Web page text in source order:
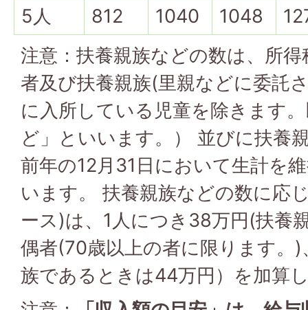
5人
812 1040 1048
注意：扶養親族などの数は、所
者及び扶養親族(里親などに委託
に入所している児童を除きます
ど」といいます。） 並びに扶養
前年の12月31日において生計を
います。 扶養親族などの数に応
ース)は、1人につき38万円(扶養
偶者(70歳以上の者に限ります。
族であるときは44万円）を加算